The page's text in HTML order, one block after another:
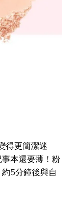
得更簡潔迷
本還要薄！粉
5分鐘後與自